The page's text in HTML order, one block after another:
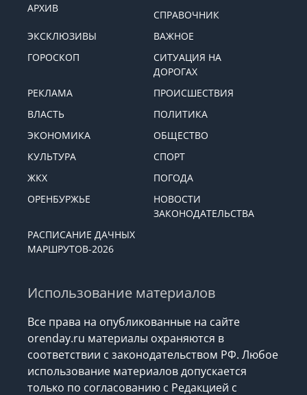
АРХИВ
СПРАВОЧНИК
ЭКСКЛЮЗИВЫ
ВАЖНОЕ
ГОРОСКОП
СИТУАЦИЯ НА
ДОРОГАХ
РЕКЛАМА
ПРОИСШЕСТВИЯ
ВЛАСТЬ
ПОЛИТИКА
ЭКОНОМИКА
ОБЩЕСТВО
КУЛЬТУРА
СПОРТ
ЖКХ
ПОГОДА
ОРЕНБУРЖЬЕ
НОВОСТИ
ЗАКОНОДАТЕЛЬСТВА
РАСПИСАНИЕ ДАЧНЫХ
МАРШРУТОВ-2026
Использование материалов
Все права на опубликованные на сайте
orenday.ru материалы охраняются в
соответствии с законодательством РФ. Любое
использование материалов допускается
только по согласованию с Редакцией с